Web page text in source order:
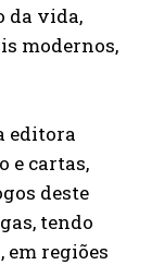
da vida,
modernos,
editora
e cartas,
deste
tendo
em regiões